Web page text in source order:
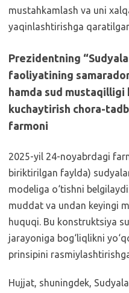
mustahkamlash va uni
yaqinlashtirishga
Prezidentning
faoliyatining
hamda sud
kuchaytirish chora-
farmoni
2025-yil 24-noyabrdagi
biriktirilgan faylda)
modeliga o‘tishni
muddat va undan keyingi
huquqi. Bu konstruktsiya
jarayoniga bog‘liqlikni
prinsipini
Hujjat, shuningdek,